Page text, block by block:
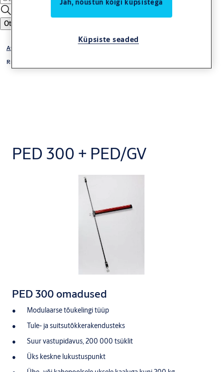
Otsing
Avariiväljapääsu tooted
Rim PED
PED 300 + PED/GV
PED 300 omadused
Modulaarse tõukelingi tüüp
Tule- ja suitsutõkkerakendusteks
Suur vastupidavus, 200 000 tsüklit
Üks keskne lukustuspunkt
Jah, nõustun kõigi küpsistega
Küpsiste seaded